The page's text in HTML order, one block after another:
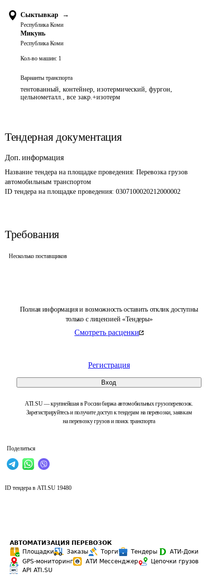
Полная информация и возможность оставить отклик доступны
только с лицензией «Тендеры»
Смотреть расценки
Регистрация
Вход
ATI.SU — крупнейшая в России биржа автомобильных грузоперевозок.
Зарегистрируйтесь и получите доступ к тендерам на перевозки, заявкам
на перевозку грузов и поиск транспорта
Поделиться
Сыктывкар →
Республика Коми
Микунь
Республика Коми
Кол-во машин: 1
Варианты транспорта
тентованный, контейнер, изотермический, фургон,
цельнометалл., все закр.+изотерм
Тендерная документация
Доп. информация
Название тендера на площадке проведения: Перевозка грузов
автомобильным транспортом
ID тендера на площадке проведения: 0307100020212000002
Требования
Несколько поставщиков
ID тендера в ATI.SU 19480
АВТОМАТИЗАЦИЯ ПЕРЕВОЗОК
Площадки
Заказы Торги Тендеры
АТИ-Доки
GPS-мониторинг
АТИ Мессенджер
Цепочки грузов
API ATI.SU